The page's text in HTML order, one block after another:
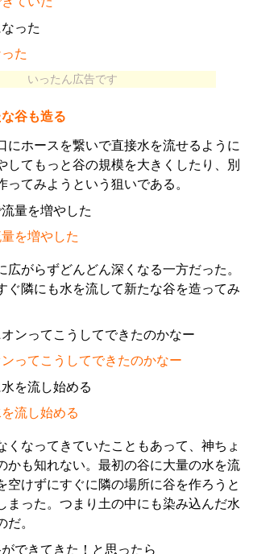
た
いったん広告です
谷も造る
にホースを繋いで直接水を流せるように
してもっと谷の規模を大きくしたり、別
ってみようという狙いである。
を増やした
広がらずどんどん深くなる一方だった。
ぐ隣にも水を流して新たな谷を造ってみ
ってこうしてできたのかなー
流し始める
くなってきていたこともあって、神ちょ
かも知れない。最初の谷に大量の水を流
空けずにすぐに隣の場所に谷を作ろうと
まった。つまり土の中にも染み込んだ水
だ。